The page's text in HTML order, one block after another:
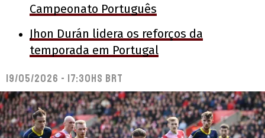
Campeonato Português
Jhon Durán lidera os reforços da
temporada em Portugal
19/05/2026 - 17:30hs BRT